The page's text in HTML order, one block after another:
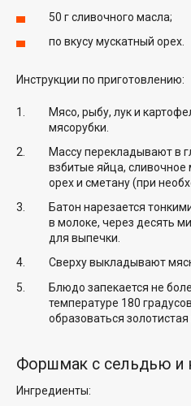
50 г сливочного масла;
по вкусу мускатный орех.
Инструкции по приготовлению:
Мясо, рыбу, лук и
мясорубки.
Массу перекладывают в
взбитые яйца, сливочное
орех и сметану (при
Батон нарезается
в молоке, через десять
для выпечки.
Сверху выкладывают
Блюдо запекается не
температуре 180
образоваться золотистая
Форшмак с сельдью и
Ингредиенты: